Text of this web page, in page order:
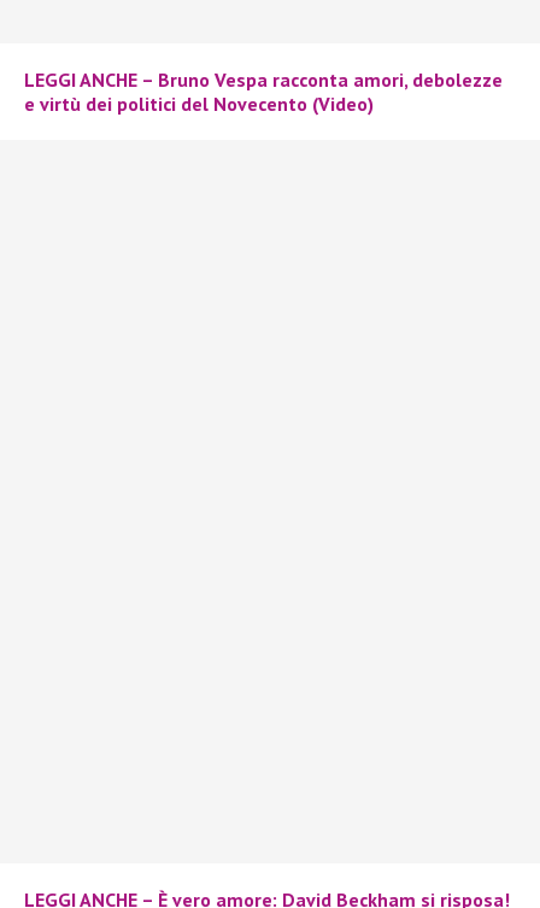
LEGGI ANCHE – Bruno Vespa racconta amori, debolezze
e virtù dei politici del Novecento (Video)
LEGGI ANCHE – È vero amore: David Beckham si risposa!